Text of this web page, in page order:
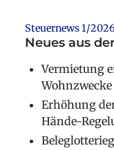
Steuernews 1/2026
Neues aus
Vermietung
Wohnzwecke
Erhöhung
Hände-